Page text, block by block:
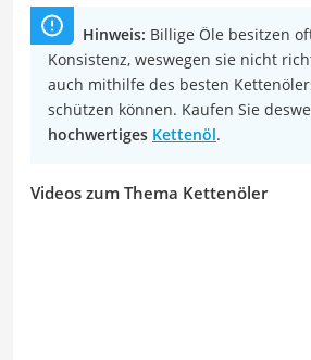
Hinweis: Billige Öle besitzen
Konsistenz, weswegen sie nicht
auch mithilfe des besten
schützen können. Kaufen Sie
hochwertiges Kettenöl.
Videos zum Thema Kettenöler